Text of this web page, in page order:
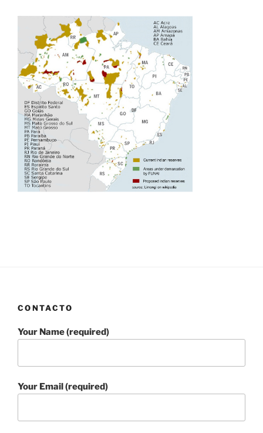
CONTACTO
Your Name (required)
Your Email (required)